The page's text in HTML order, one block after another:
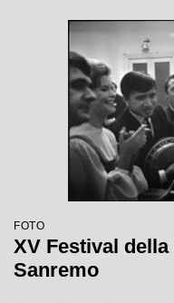
FOTO
XV Festival
Sanremo